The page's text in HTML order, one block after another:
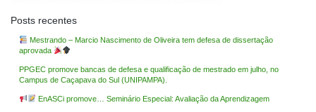
Posts recentes
Mestrando – Marcio Nascimento de Oliveira tem defesa de dissertação
aprovada
PPGEC promove bancas de defesa e qualificação de mestrado em julho, no
Campus de Caçapava do Sul (UNIPAMPA).
EnASCi promove… Seminário Especial: Avaliação da Aprendizagem